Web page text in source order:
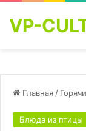
VP-
Главная /
Блюда из птицы